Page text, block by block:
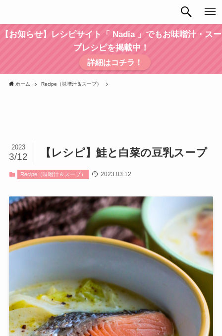
【お知らせ】レシピサイト「 Nadia 」でもお味噌汁・スー
プレシピを掲載中！
詳細はコチラ！
ホーム Recipe（味噌汁＆スープ）
【レシピ】鮭と白菜の豆乳スープ
2023
3/12
Recipe（味噌汁＆スープ） 2023.03.12